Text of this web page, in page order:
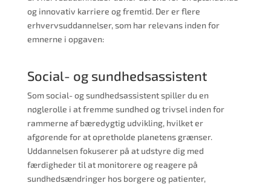
og innovativ karriere og fremtid. Der er flere
erhvervsuddannelser, som har relevans inden for
emnerne i opgaven:
Social- og sundhedsassistent
Som social- og sundhedsassistent spiller du en
nøglerolle i at fremme sundhed og trivsel inden for
rammerne af bæredygtig udvikling, hvilket er
afgørende for at opretholde planetens grænser.
Uddannelsen fokuserer på at udstyre dig med
færdigheder til at monitorere og reagere på
sundhedsændringer hos borgere og patienter,